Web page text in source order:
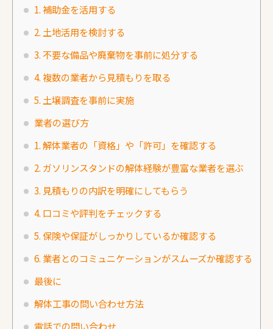
1. 補助金を活用する
2. 土地活用を検討する
3. 不要な備品や廃棄物を事前に処分する
4. 複数の業者から見積もりを取る
5. 土壌調査を事前に実施
業者の選び方
1. 解体業者の「資格」や「許可」を確認する
2. ガソリンスタンドの解体経験が豊富な業者を選ぶ
3. 見積もりの内訳を明確にしてもらう
4. 口コミや評判をチェックする
5. 保険や保証がしっかりしているか確認する
6. 業者とのコミュニケーションがスムーズか確認する
最後に
解体工事の問い合わせ方法
電話での問い合わせ